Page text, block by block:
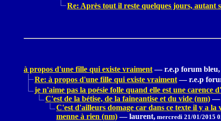
Re: Après tout il reste quelques jours, autant
à propos d'une fille qui existe vraiment — r.e.p forum bleu,
Re: à propos d'une fille qui existe vraiment — r.e.p
je n'aime pas la poésie folle quand elle est une carence
C'est de la bétise, de la faineantise et du vide (nm) —
C'est d'ailleurs domage car dans ce texte il y a
menne à rien (nm) — laurent, mercredi 21/01/2015